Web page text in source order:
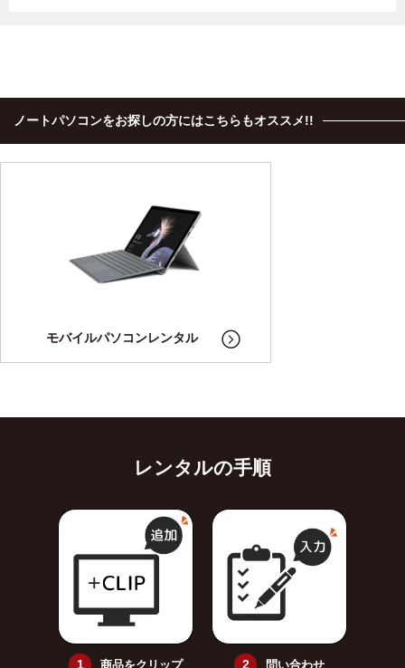
ノートパソコンをお探しの方にはこちらもオススメ!!
モバイルパソコンレンタル
レンタルの手順
商品をクリップ 問い合わせ